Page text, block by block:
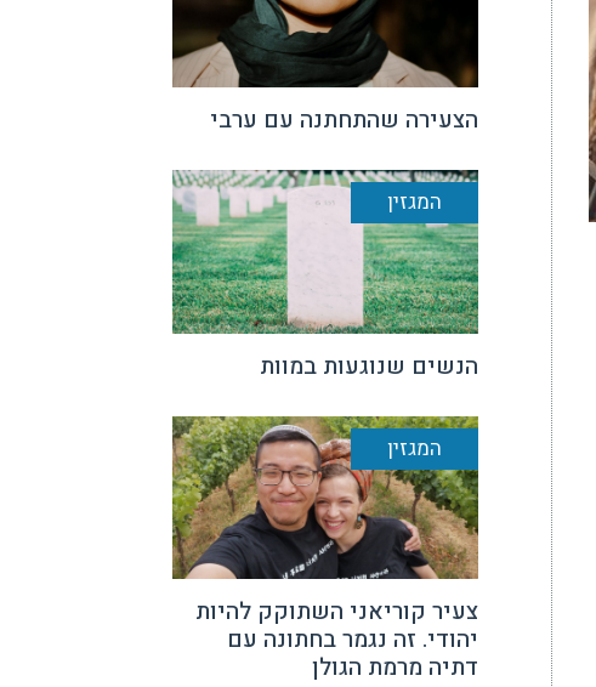
הצעירה שהתחתנה עם ערבי
המגזין
הנשים שנוגעות במוות
המגזין
צעיר קוריאני השתוקק להיות
יהודי. זה נגמר בחתונה עם
דתיה מרמת הגולן